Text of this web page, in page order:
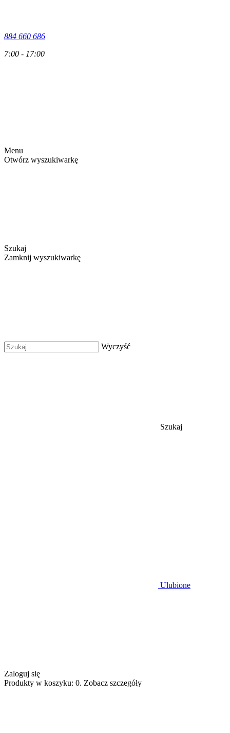
884 660 686
7:00 - 17:00
Menu
Otwórz wyszukiwarkę
Szukaj
Zamknij wyszukiwarkę
Wyczyść
Szukaj
Ulubione
Zaloguj się
Produkty w koszyku: 0. Zobacz szczegóły